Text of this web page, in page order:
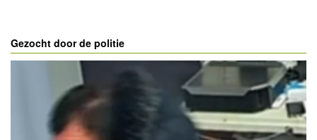
Gezocht door de politie